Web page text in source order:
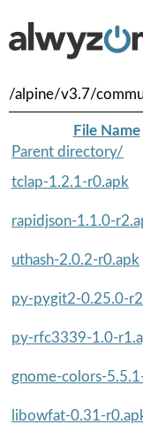
/alpine/v3.7/
File Name
Parent directory/
tclap-1.2.1-r0.apk
rapidjson-1.1.0-
uthash-2.0.2-r0.apk
py-pygit2-0.25.0-
py-rfc3339-1.0-
gnome-colors-
libowfat-0.31-